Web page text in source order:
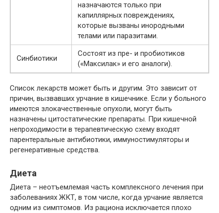
назначаются только при
капиллярных повреждениях,
которые вызваны инородными
телами или паразитами.
Синбиотики
Состоят из пре- и пробиотиков
(«Максилак» и его аналоги).
Список лекарств может быть и другим. Это зависит от
причин, вызвавших урчание в кишечнике. Если у больного
имеются злокачественные опухоли, могут быть
назначены цитостатические препараты. При кишечной
непроходимости в терапевтическую схему входят
парентеральные антибиотики, иммуностимуляторы и
регенеративные средства.
Диета
Диета – неотъемлемая часть комплексного лечения при
заболеваниях ЖКТ, в том числе, когда урчание является
одним из симптомов. Из рациона исключается плохо